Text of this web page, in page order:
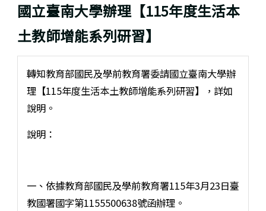
國立臺南大學辦理【115年度生活本
土教師增能系列研習】
轉知教育部國民及學前教育署委請國立臺南大學辦
理【115年度生活本土教師增能系列研習】，詳如
說明。
說明：
一、依據教育部國民及學前教育署115年3月23日臺
教國署國字第1155500638號函辦理。